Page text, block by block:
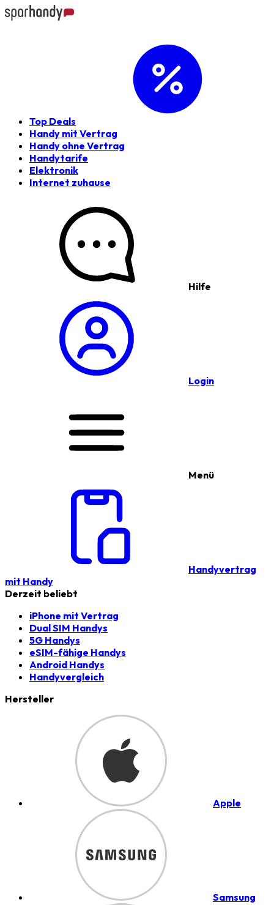
Top Deals
Handy mit Vertrag
Handy ohne Vertrag
Handytarife
Elektronik
Internet zuhause
Hilfe
Login
Menü
Handyvertrag
mit Handy
Derzeit beliebt
iPhone mit Vertrag
Dual SIM Handys
5G Handys
eSIM-fähige Handys
Android Handys
Handyvergleich
Hersteller
Apple
Samsung